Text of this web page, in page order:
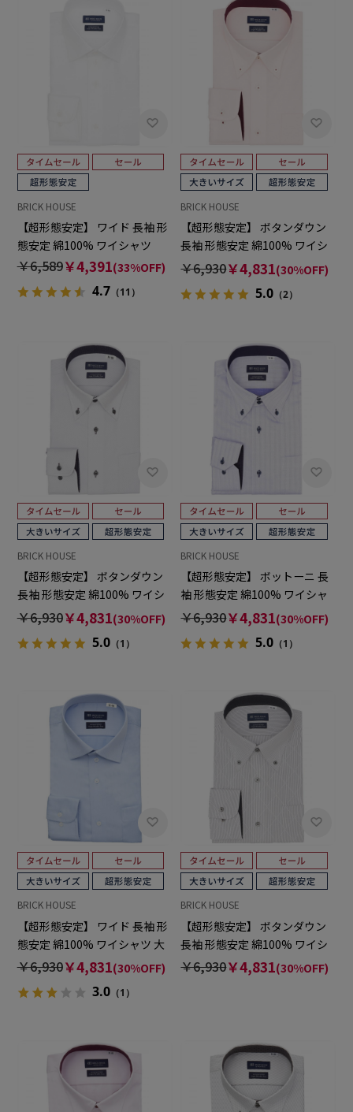
BRICK HOUSE
【超形態安定】 ワイド 長袖 形
態安定 綿100% ワイシャツ
￥6,589￥4,391(33%OFF)
4.7（11）
BRICK HOUSE
【超形態安定】 ボタンダウン
長袖 形態安定 綿100% ワイシ
ャツ 大きいサイズ
￥6,930￥4,831(30%OFF)
5.0 （2）
BRICK HOUSE
【超形態安定】 ボタンダウン
長袖 形態安定 綿100% ワイシ
ャツ 大きいサイズ
￥6,930￥4,831(30%OFF)
5.0（1）
BRICK HOUSE
【超形態安定】 ボットーニ 長
袖 形態安定 綿100% ワイシャ
ツ 大きいサイズ
￥6,930￥4,831(30%OFF)
5.0 （1）
BRICK HOUSE
【超形態安定】 ワイド 長袖 形
態安定 綿100% ワイシャツ 大
きいサイズ
￥6,930￥4,831(30%OFF)
3.0（1）
BRICK HOUSE
【超形態安定】 ボタンダウン
長袖 形態安定 綿100% ワイシ
ャツ 大きいサイズ
￥6,930￥4,831(30%OFF)